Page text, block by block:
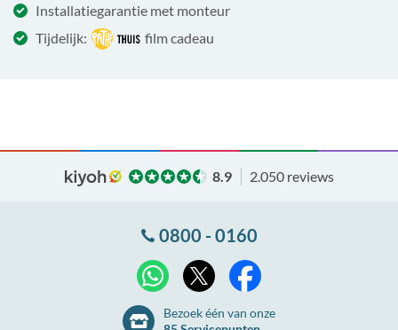
Installatiegarantie met monteur
Tijdelijk:
film cadeau
8.9 2.050 reviews
0800 - 0160
WhatsApp
Bezoek één van onze